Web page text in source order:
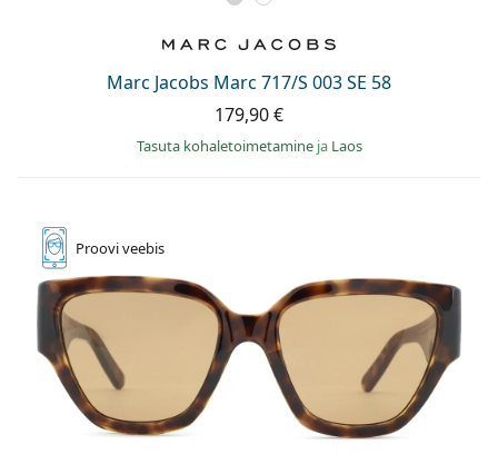
Marc Jacobs Marc 717/S 003 SE 58
179,90 €
Tasuta kohaletoimetamine ja Laos
Prooviveebis